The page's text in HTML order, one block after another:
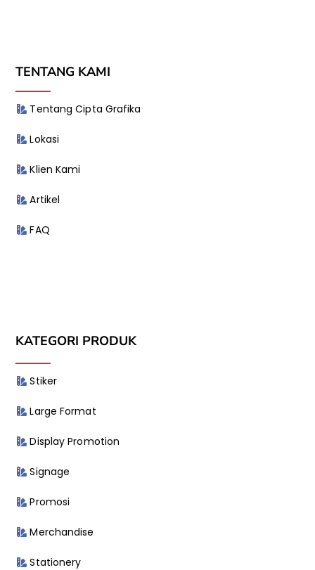
TENTANG KAMI
Tentang Cipta Grafika
Lokasi
Klien Kami
Artikel
FAQ
KATEGORI PRODUK
Stiker
Large Format
Display Promotion
Signage
Promosi
Merchandise
Stationery